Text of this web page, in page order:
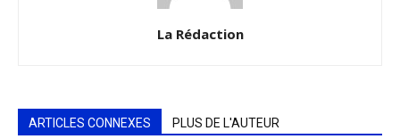
La Rédaction
ARTICLES CONNEXES PLUS DE L'AUTEUR